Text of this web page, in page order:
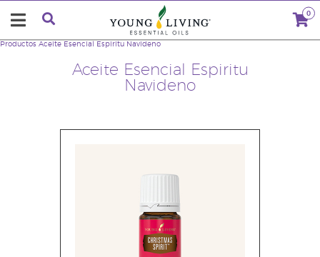
0
Aceite Esencial Espiritu
Navideno
Productos Aceite Esencial Espiritu Navideno